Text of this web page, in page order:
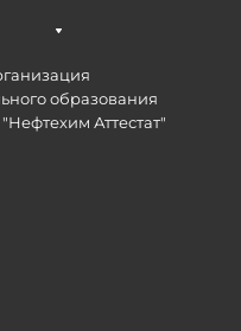
образования
Аттестат"